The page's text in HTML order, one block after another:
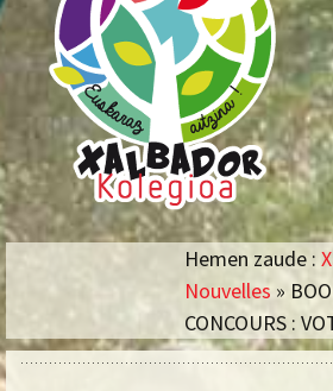
Hemen zaude :
Nouvelles »
CONCOURS :